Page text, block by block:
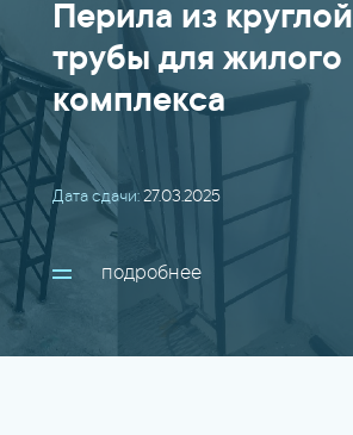
Перила из круглой
трубы для жилого
комплекса
Дата сдачи:27.03.2025
подробнее